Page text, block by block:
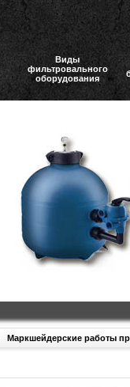
Виды
фильтровального
оборудования
Маркшейдерские работы